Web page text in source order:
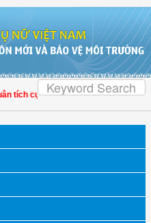
cực góp phần nâng cao tỷ lệ người